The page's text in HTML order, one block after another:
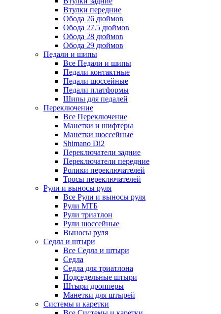
Втулки передние
Обода 26 дюймов
Обода 27.5 дюймов
Обода 28 дюймов
Обода 29 дюймов
Педали и шипы
Все Педали и шипы
Педали контактные
Педали шоссейные
Педали платформы
Шипы для педалей
Переключение
Все Переключение
Манетки и шифтеры
Манетки шоссейные
Shimano Di2
Переключатели задние
Переключатели передние
Ролики переключателей
Тросы переключателей
Рули и выносы руля
Все Рули и выносы руля
Рули МТБ
Рули триатлон
Рули шоссейные
Выносы руля
Седла и штыри
Все Седла и штыри
Седла
Седла для триатлона
Подседельные штыри
Штыри дропперы
Манетки для штырей
Системы и каретки